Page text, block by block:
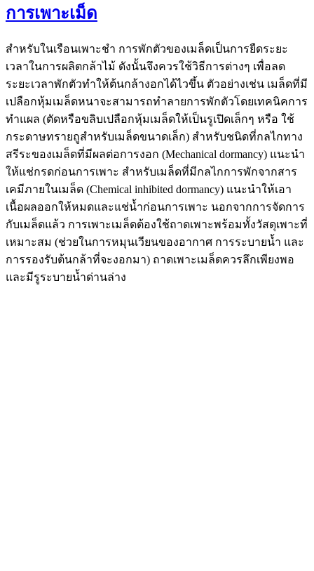
การเพาะเม็ด
สำหรับในเรือนเพาะชำ การพักตัวของเมล็ดเป็นการยืดระยะ
เวลาในการผลิตกล้าไม้ ดังนั้นจึงควรใช้วิธีการต่างๆ เพื่อลด
ระยะเวลาพักตัวทำให้ต้นกล้างอกได้ไวขึ้น ตัวอย่างเช่น เมล็ดที่มี
เปลือกหุ้มเมล็ดหนาจะสามารถทำลายการพักตัวโดยเทคนิคการ
ทำแผล (ตัดหรือขลิบเปลือกหุ้มเมล็ดให้เป็นรูเปิดเล็กๆ หรือ ใช้
กระดาษทรายถูสำหรับเมล็ดขนาดเล็ก) สำหรับชนิดที่กลไกทาง
สรีระของเมล็ดที่มีผลต่อการงอก (Mechanical dormancy) แนะนำ
ให้แช่กรดก่อนการเพาะ สำหรับเมล็ดที่มีกลไกการพักจากสาร
เคมีภายในเมล็ด (Chemical inhibited dormancy) แนะนำให้เอา
เนื้อผลออกให้หมดและแช่น้ำก่อนการเพาะ นอกจากการจัดการ
กับเมล็ดแล้ว การเพาะเมล็ดต้องใช้ถาดเพาะพร้อมทั้งวัสดุเพาะที่
เหมาะสม (ช่วยในการหมุนเวียนของอากาศ การระบายน้ำ และ
การรองรับต้นกล้าที่จะงอกมา) ถาดเพาะเมล็ดควรลึกเพียงพอ
และมีรูระบายน้ำด่านล่าง